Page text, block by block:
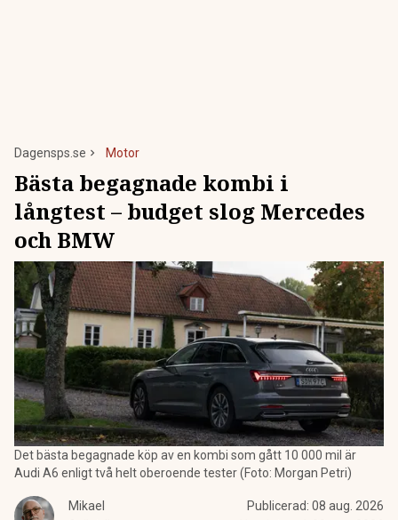
Dagensps.se Motor
Bästa begagnade kombi i
långtest – budget slog Mercedes
och BMW
Det bästa begagnade köp av en kombi som gått 10 000 mil är
Audi A6 enligt två helt oberoende tester (Foto: Morgan Petri)
Mikael
Publicerad: 08 aug. 2026